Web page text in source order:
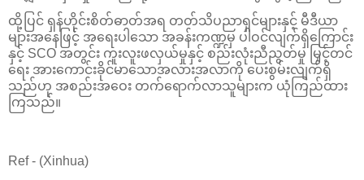
ထို့ပြင် ရှန်ဟိုင်းစိတ်ဓာတ်အရ တတ်သိပညာရှင်များနှင့် မီဒီယာ
များအနေဖြင့် အ‌ရေးပါသော အခန်းကဏ္ဍမှ ပါဝင်လျက်ရှိကြောင်း
နှင့် SCO အတွင်း ကူးလူးဖလှယ်မှုနှင့် စည်းလုံးညီညွတ်မှု မြှင့်တင်
ရေး အားကောင်းခိုင်မာသောအလားအလာကို ပေးစွမ်းလျက်ရှိ
သည်ဟု အစည်းအဝေး တက်ရောက်လာသူများက ယုံကြည်ထား
ကြသည်။
Ref - (Xinhua)